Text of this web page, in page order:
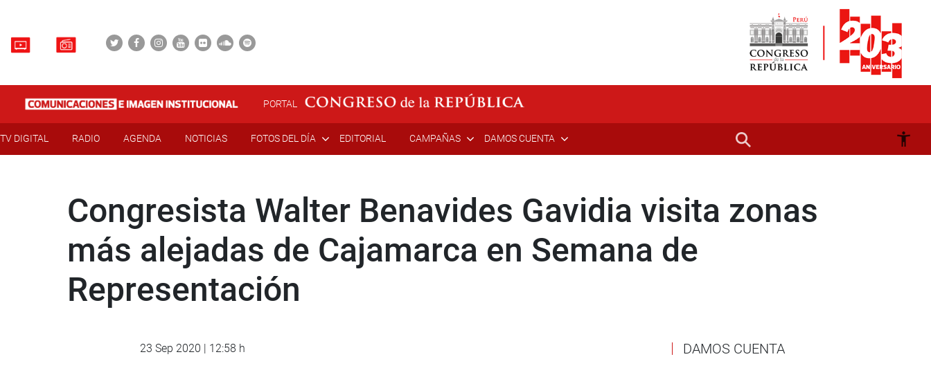
PORTAL
TV DIGITAL RADIO AGENDA NOTICIAS FOTOS DEL DÍA EDITORIAL CAMPAÑAS DAMOS CUENTA
Congresista Walter Benavides Gavidia visita zonas
más alejadas de Cajamarca en Semana de
Representación
23 Sep 2020 | 12:58 h DAMOS CUENTA